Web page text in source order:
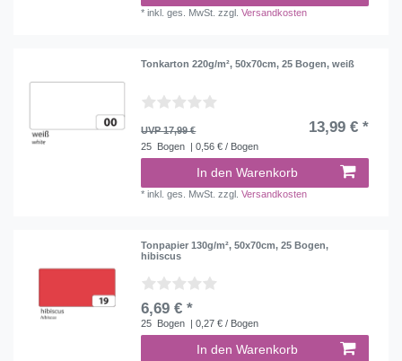
*inkl. ges. MwSt. zzgl.Versandkosten
Tonkarton 220g/m², 50x70cm, 25 Bogen, weiß
UVP 17,99 € 13,99 € *
25 Bogen | 0,56 € / Bogen
In den Warenkorb
*inkl. ges. MwSt. zzgl.Versandkosten
Tonpapier 130g/m², 50x70cm, 25 Bogen,
hibiscus
6,69 € *
25 Bogen | 0,27 € / Bogen
In den Warenkorb